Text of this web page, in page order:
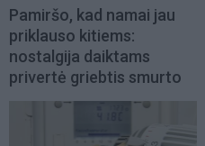
Pamiršo, kad namai jau
priklauso kitiems:
nostalgija daiktams
privertė griebtis smurto